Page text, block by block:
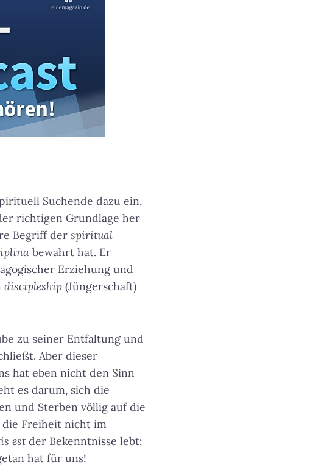
Suchende dazu ein,
richtigen Grundlage her
Begriff der spiritual
bewahrt hat. Er
Erziehung und
discipleship (Jüngerschaft)
zu seiner Entfaltung und
Aber dieser
hat eben nicht den Sinn
es darum, sich die
und Sterben völlig auf die
die Freiheit nicht im
estder Bekenntnisse lebt:
hat für uns!